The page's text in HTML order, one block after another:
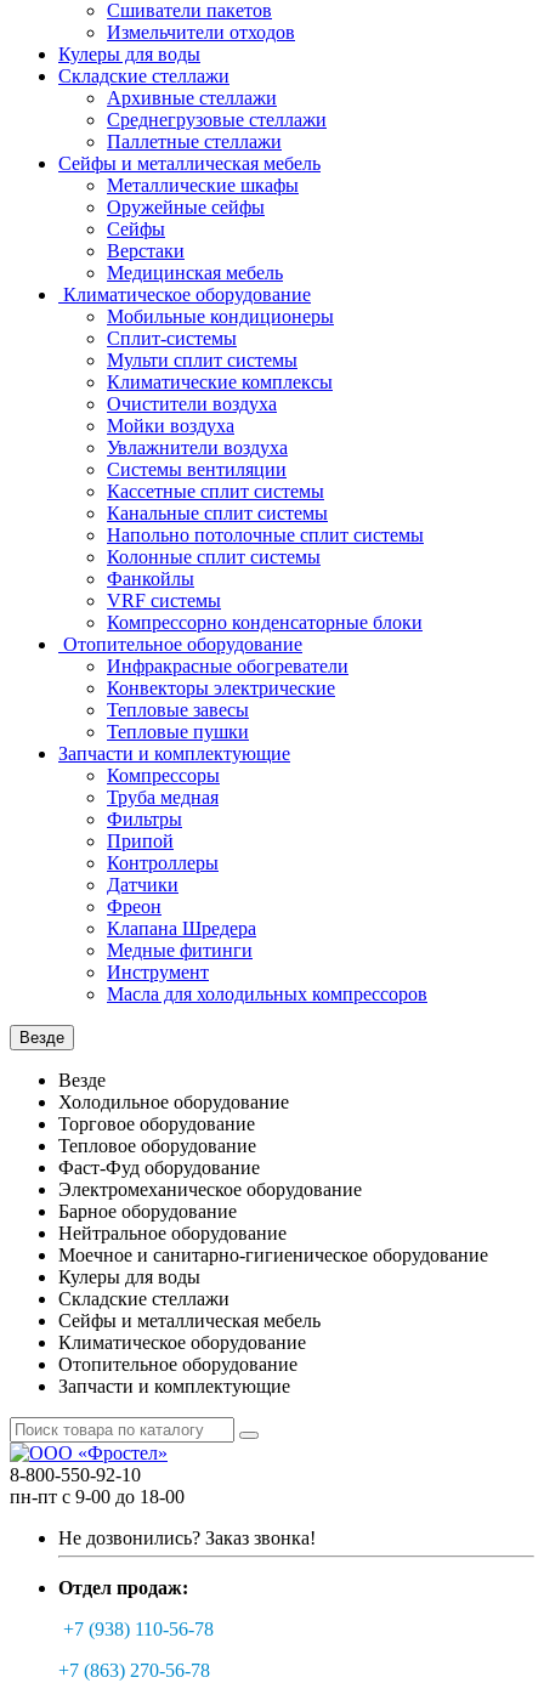
Сшиватели пакетов
Измельчители отходов
Кулеры для воды
Складские стеллажи
Архивные стеллажи
Среднегрузовые стеллажи
Паллетные стеллажи
Сейфы и металлическая мебель
Металлические шкафы
Оружейные сейфы
Сейфы
Верстаки
Медицинская мебель
Климатическое оборудование
Мобильные кондиционеры
Сплит-системы
Мульти сплит системы
Климатические комплексы
Очистители воздуха
Мойки воздуха
Увлажнители воздуха
Системы вентиляции
Кассетные сплит системы
Канальные сплит системы
Напольно потолочные сплит системы
Колонные сплит системы
Фанкойлы
VRF системы
Компрессорно конденсаторные блоки
Отопительное оборудование
Инфракрасные обогреватели
Конвекторы электрические
Тепловые завесы
Тепловые пушки
Запчасти и комплектующие
Компрессоры
Труба медная
Фильтры
Припой
Контроллеры
Датчики
Фреон
Клапана Шредера
Медные фитинги
Инструмент
Масла для холодильных компрессоров
Везде
Везде
Холодильное оборудование
Торговое оборудование
Тепловое оборудование
Фаст-Фуд оборудование
Электромеханическое оборудование
Барное оборудование
Нейтральное оборудование
Моечное и санитарно-гигиеническое оборудование
Кулеры для воды
Складские стеллажи
Сейфы и металлическая мебель
Климатическое оборудование
Отопительное оборудование
Запчасти и комплектующие
8-800-550-92-10
пн-пт с 9-00 до 18-00
Не дозвонились? Заказ звонка!
Отдел продаж:
+7 (938) 110-56-78
+7 (863) 270-56-78